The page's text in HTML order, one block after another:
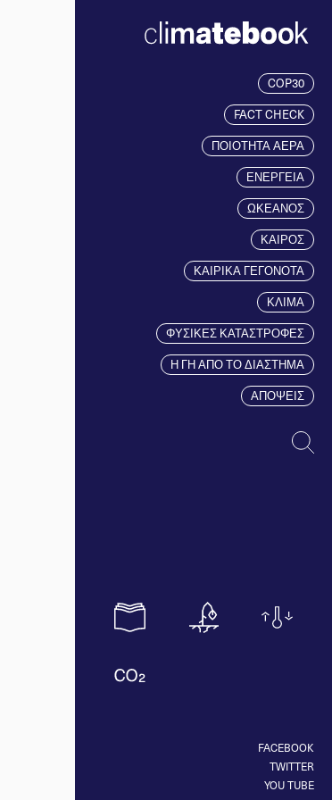
COP30
FACT CHECK
ΠΟΙΟΤΗΤΑ ΑΕΡΑ
ΕΝΕΡΓΕΙΑ
ΩΚΕΑΝΟΣ
ΚΑΙΡΟΣ
ΚΑΙΡΙΚΑ ΓΕΓΟΝΟΤΑ
ΚΛΙΜΑ
ΦΥΣΙΚΕΣ ΚΑΤΑΣΤΡΟΦΕΣ
Η ΓΗ ΑΠΟ ΤΟ ΔΙΑΣΤΗΜΑ
ΑΠΟΨΕΙΣ
FACEBOOK
TWITTER
YOU TUBE